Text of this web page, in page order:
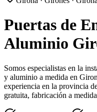
Puertas de
Aluminio
Somos especialistas en la
y aluminio a medida en
experiencia en la provincia
gratuita, fabricación a